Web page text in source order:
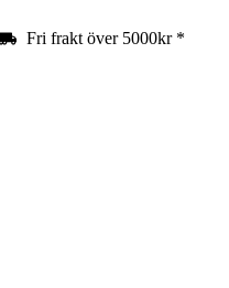
Fri frakt över 5000kr *